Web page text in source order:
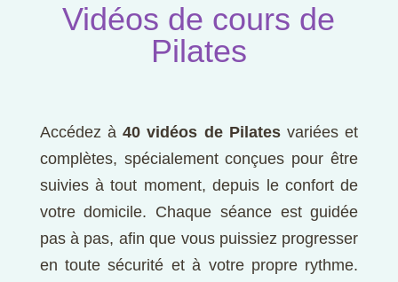
Vidéos de cours de
Pilates
Accédez à40 vidéos de Pilatesvariées et
complètes, spécialement conçues pour être
suivies à tout moment, depuis le confort de
votre domicile. Chaque séance est guidée
pas à pas, afin que vous puissiez progresser
en toute sécurité et à votre propre rythme.